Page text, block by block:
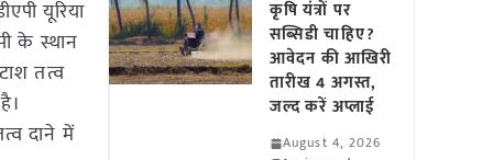
यूरिया
के स्थान
तत्व
दाने में
कृषि यंत्रों पर
सब्सिडी चाहिए?
आवेदन की आखिरी
तारीख 4 अगस्त,
जल्द करें अप्लाई
August 4, 2026